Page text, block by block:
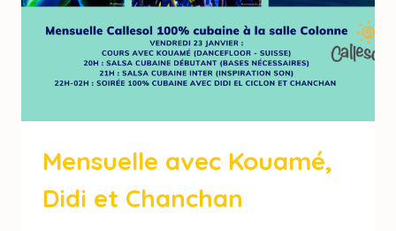
Mensuelle avec Kouamé,
Didi et Chanchan